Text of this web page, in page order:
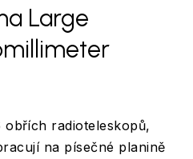
Large
radioteleskopů,
na písečné planině